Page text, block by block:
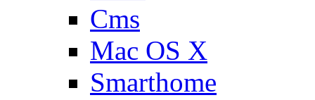
Cms
Mac OS X
Smarthome